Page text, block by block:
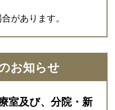
があります。
お知らせ
室及び、分院・新